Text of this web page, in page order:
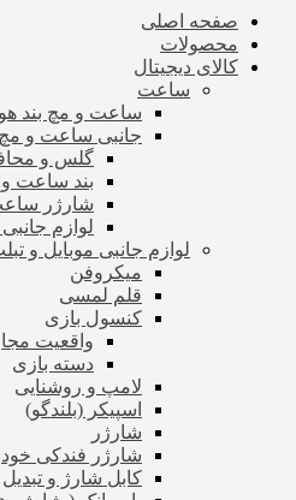
صفحه اصلی
محصولات
کالای دیجیتال
ساعت
ساعت و مچ بند
جانبی ساعت و مچ
گلس و
بند ساعت
شارژر
لوازم
لوازم جانبی موبایل و
میکروفن
قلم لمسی
کنسول بازی
واقعیت
دسته بازی
لامپ و روشنایی
اسپیکر (بلندگو)
شارژر
شارژر فندکی
کابل شارژ و تبدیل